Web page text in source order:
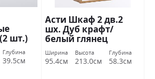
шт.)
Глубина
39.5см
Асти Шкаф 2 дв.2
шх. Дуб крафт/
белый глянец
Миромарк
Ширина
95.4см
Высота
213.0см
Глубина
58.3см